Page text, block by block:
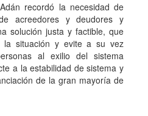
recordó la necesidad de
acreedores y deudores y
solución justa y factible, que
la situación y evite a su vez
al exilio del sistema
a la estabilidad de sistema y
de la gran mayoría de